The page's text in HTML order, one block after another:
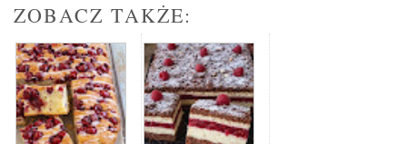
ZOBACZ TAKŻE: